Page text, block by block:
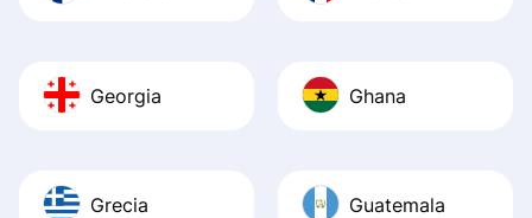
Georgia Ghana
Grecia Guatemala